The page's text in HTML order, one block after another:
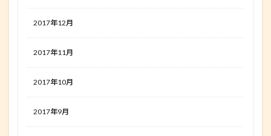
2017年12月
2017年11月
2017年10月
2017年9月